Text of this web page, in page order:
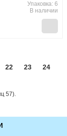
Упаковка: 6
В наличии
22 23
24
57).